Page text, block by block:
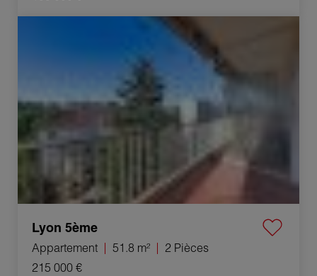
Vente Appartement Lyon 5ème 2 Pièces 51.8 m²
Lyon 5ème
Appartement 51.8 m²
2 Pièces
215 000 €